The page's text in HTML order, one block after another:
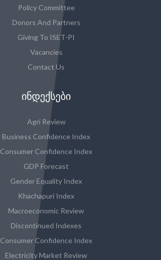
Policy Committee
Donors And Partners
Giving To ISET-PI
Vacancies
Contact Us
ᲘᲜᲓᲔᲥᲡᲔᲑᲘ
Agri Review
Business Confidence Index
Consumer Confidence Index
GDP Forecast
Gender Equality Index
Khachapuri Index
Macroeconomic Review
Discontinued Indexes
Consumer Confidence Index
Electricity Market Review